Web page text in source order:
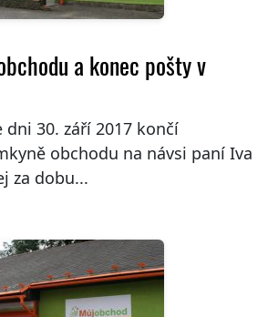
a konec pošty v
30. září 2017 končí
obchodu na návsi paní Iva
za dobu...